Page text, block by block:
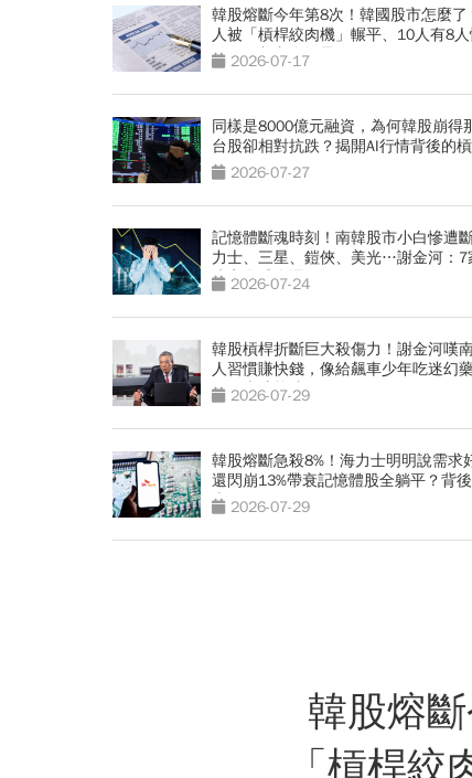
韓股熔斷今年第8次！韓國股市怎麼了
人被「槓桿絞肉機」輾平、10人有8人
結婚錢養老金歸零
2026-07-17
同樣是8000億元融資，為何韓股崩得
台股卻相對抗跌？揭開AI行情背後的
2026-07-27
記憶體斷魂時刻！南韓股市小白慘遭
力士、三星、鎧俠、美光…謝金河：7
決定全球命運
2026-07-24
韓股槓桿折斷巨大殺傷力！謝金河嘆
人習慣賺快錢，像給飆車少年吃迷幻
穩下來才能喘口氣
2026-07-29
韓股熔斷急殺8%！海力士明明說需求
還閃崩13%帶衰記憶體股全躺平？背
光 2026-07-29
韓股熔
「槓桿